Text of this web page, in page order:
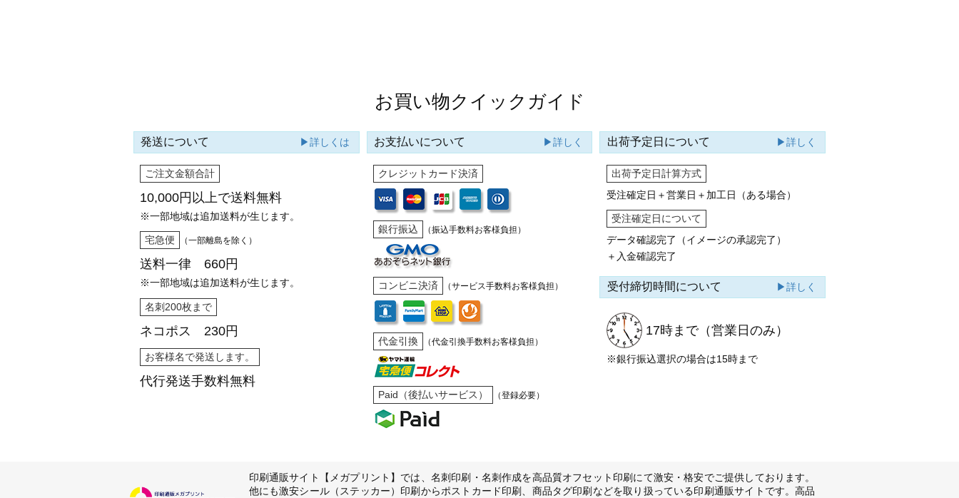
お買い物クイックガイド
発送について ▶詳しくは
ご注文金額合計
10,000円以上で送料無料
※一部地域は追加送料が生じます。
宅急便 （一部離島を除く）
送料一律 660円
※一部地域は追加送料が生じます。
名刺200枚まで
ネコポス 230円
お客様名で発送します。
代行発送手数料無料
お支払いについて ▶詳しく
クレジットカード決済
銀行振込 （振込手数料お客様負担）
コンビニ決済 （サービス手数料お客様負担）
代金引換 （代金引換手数料お客様負担）
Paid（後払いサービス） （登録必要）
出荷予定日について ▶詳しく
出荷予定日計算方式
受注確定日＋営業日＋加工日（ある場合）
受注確定日について
データ確認完了（イメージの承認完了）
＋入金確認完了
受付締切時間について ▶詳しく
17時まで（営業日のみ）
※銀行振込選択の場合は15時まで
印刷通販サイト【メガプリント】では、名刺印刷・名刺作成を高品質オフセット印刷にて激安・格安でご提供しております。
他にも激安シール（ステッカー）印刷からポストカード印刷、商品タグ印刷などを取り扱っている印刷通販サイトです。高品